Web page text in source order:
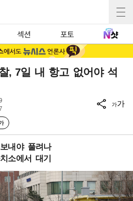
섹션 포토
, 7일 내 항고 없어야 석
가가
내야 풀려나
소에서 대기